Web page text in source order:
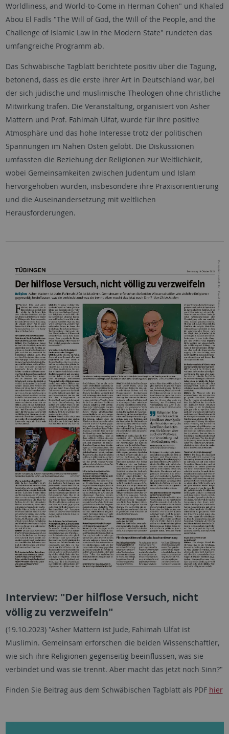
Worldliness, and World-to-Come in Herman Cohen" und Khaled
Abou El Fadls "The Will of God, the Will of the People, and the
Challenge of Islamic Law in the Modern State" rundeten das
umfangreiche Programm ab.
Das Schwäbische Tagblatt berichtete positiv über die Tagung,
betonend, dass es die erste ihrer Art in Deutschland war, bei
der sich jüdische und muslimische Theologen ohne christliche
Mitwirkung trafen. Die Veranstaltung, organisiert von Asher
Mattern und Prof. Fahimah Ulfat, wurde für ihre positive
Atmosphäre und das hohe Interesse trotz der politischen
Spannungen im Nahen Osten gelobt. Die Diskussionen
umfassten die Beziehung der Religionen zur Weltlichkeit,
wobei Gemeinsamkeiten zwischen Judentum und Islam
hervorgehoben wurden, insbesondere ihre Praxisorientierung
und die Auseinandersetzung mit weltlichen
Herausforderungen.
Interview: "Der hilflose Versuch, nicht
völlig zu verzweifeln"
(19.10.2023) "Asher Mattern ist Jude, Fahimah Ulfat ist
Muslimin. Gemeinsam erforschen die beiden Wissenschaftler,
wie sich ihre Religionen gegenseitig beeinflussen, was sie
verbindet und was sie trennt. Aber macht das jetzt noch Sinn?"
Finden Sie Beitrag aus dem Schwäbischen Tagblatt als PDF hier